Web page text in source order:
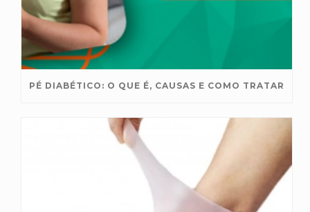
PÉ DIABÉTICO: O QUE É, CAUSAS E COMO TRATAR